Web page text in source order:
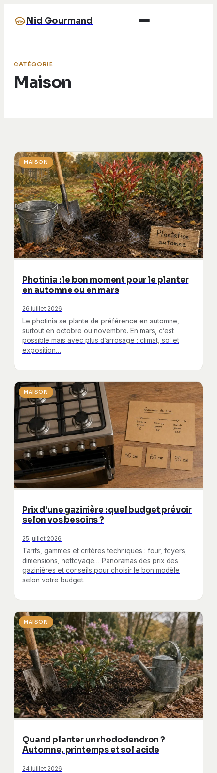
Nid Gourmand
CATÉGORIE
Maison
MAISON
Photinia : le bon moment pour le planter
en automne ou en mars
26 juillet 2026
Le photinia se plante de préférence en automne,
surtout en octobre ou novembre. En mars, c’est
possible mais avec plus d’arrosage : climat, sol et
exposition…
MAISON
Prix d’une gazinière : quel budget prévoir
selon vos besoins ?
25 juillet 2026
Tarifs, gammes et critères techniques : four, foyers,
dimensions, nettoyage… Panoramas des prix des
gazinières et conseils pour choisir le bon modèle
selon votre budget.
MAISON
Quand planter un rhododendron ?
Automne, printemps et sol acide
24 juillet 2026